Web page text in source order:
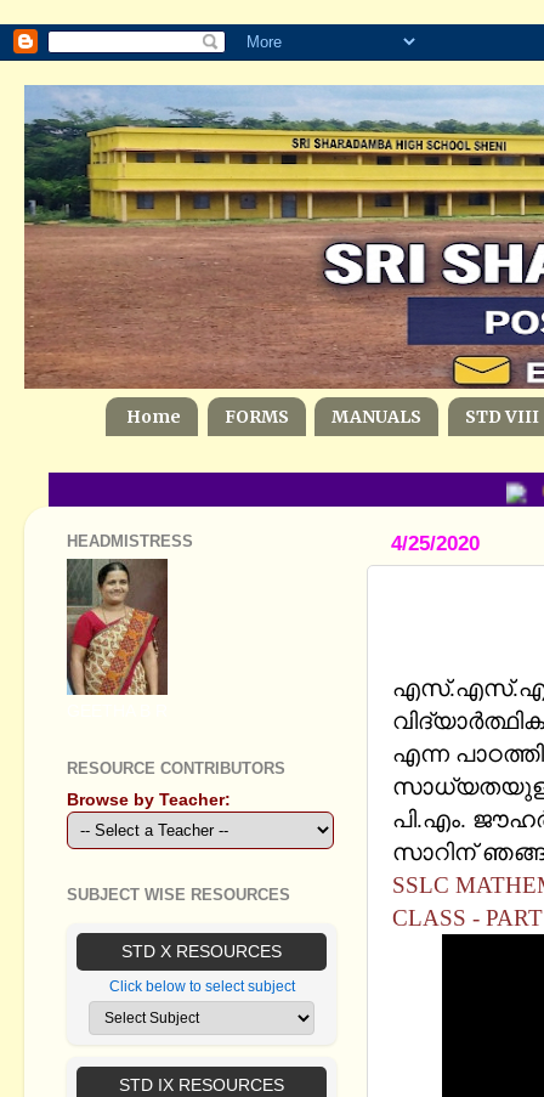
Home FORMS MANUALS STD VIII
4/25/2020
എസ്.എസ്‍.എല്‍
എന്ന
സാധ്യതയുള്ള
പി.എം. ജൗഹര്‍ ,
സാറിന്
SSLC
CLASS -
HEADMISTRESS
RESOURCE CONTRIBUTORS
Browse by Teacher:
SUBJECT WISE RESOURCES
STD X RESOURCES
Click below to select subject
STD IX RESOURCES